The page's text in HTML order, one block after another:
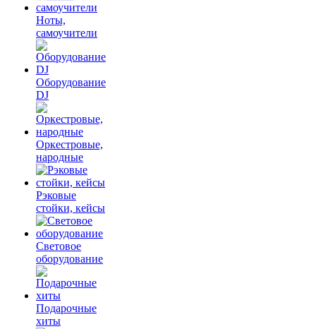
Ноты,
самоучители
Оборудование
DJ
Оркестровые,
народные
Рэковые
стойки, кейсы
Световое
оборудование
Подарочные
хиты